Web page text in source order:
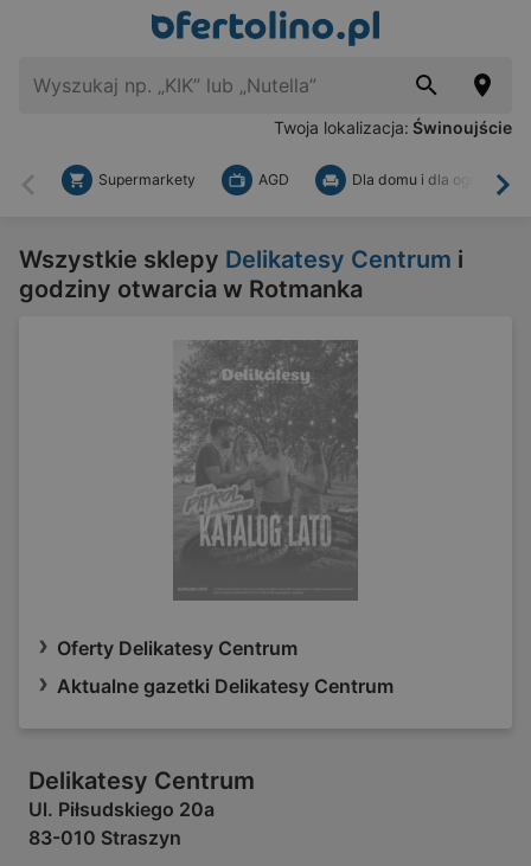
Twoja lokalizacja: Świnoujście
Wstecz
Supermarkety AGD Dla domu i dla ogrodu
Wszystkie sklepy Delikatesy Centrum i
godziny otwarcia w Rotmanka
Oferty Delikatesy Centrum
Aktualne gazetki Delikatesy Centrum
Delikatesy Centrum
Ul. Piłsudskiego 20a
83-010 Straszyn